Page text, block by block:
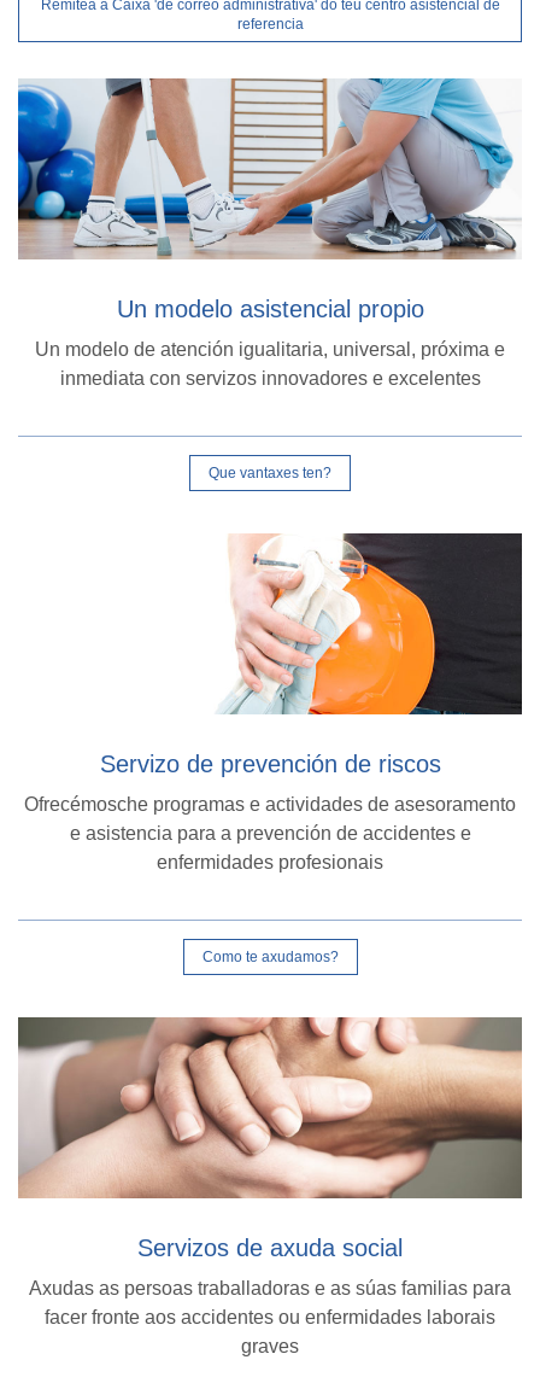
Remitea á Caixa 'de correo administrativa' do teu centro asistencial de
referencia
Un modelo asistencial propio
Un modelo de atención igualitaria, universal, próxima e
inmediata con servizos innovadores e excelentes
Que vantaxes ten?
Servizo de prevención de riscos
Ofrecémosche programas e actividades de asesoramento
e asistencia para a prevención de accidentes e
enfermidades profesionais
Como te axudamos?
Servizos de axuda social
Axudas as persoas traballadoras e as súas familias para
facer fronte aos accidentes ou enfermidades laborais
graves